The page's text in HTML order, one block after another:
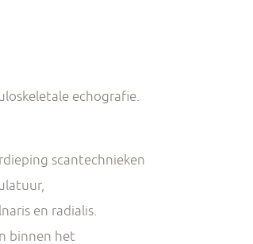
echografie.
scantechnieken
en radialis.
binnen het